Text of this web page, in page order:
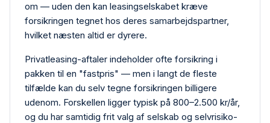
om — uden den kan leasing­selskabet kræve
forsikringen tegnet hos deres samarbejdspartner,
hvilket næsten altid er dyrere.
Privat­leasing-aftaler indeholder ofte forsikring i
pakken til en "fastpris" — men i langt de fleste
tilfælde kan du selv tegne forsikringen billigere
udenom. Forskellen ligger typisk på 800–2.500 kr/år,
og du har samtidig frit valg af selskab og selvrisiko­